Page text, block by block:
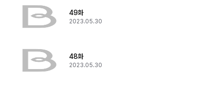
49화
2023.05.30
48화
2023.05.30